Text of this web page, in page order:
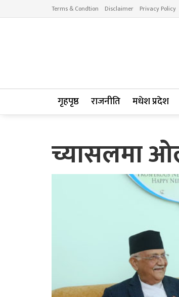
Terms & Condtion Disclaimer Privacy Policy
गृहपृष्ठ राजनीति मधेश प्रदेश
च्यासलमा